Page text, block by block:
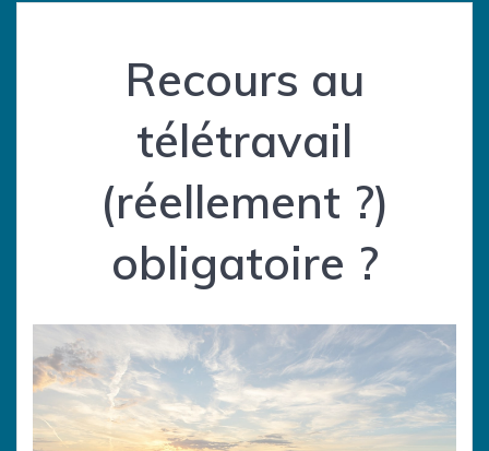
Recours au
télétravail
(réellement ?)
obligatoire ?